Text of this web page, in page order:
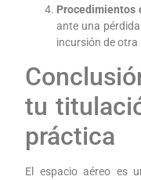
Procedimientos
ante una
incursión de otra
tu
práctica
El espacio aéreo es